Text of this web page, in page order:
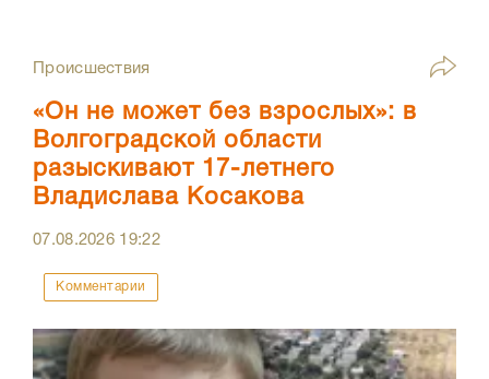
Происшествия
«Он не может без взрослых»: в
Волгоградской области
разыскивают 17-летнего
Владислава Косакова
07.08.2026 19:22
Комментарии